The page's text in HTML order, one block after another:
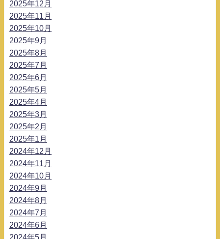
2025年12月
2025年11月
2025年10月
2025年9月
2025年8月
2025年7月
2025年6月
2025年5月
2025年4月
2025年3月
2025年2月
2025年1月
2024年12月
2024年11月
2024年10月
2024年9月
2024年8月
2024年7月
2024年6月
2024年5月